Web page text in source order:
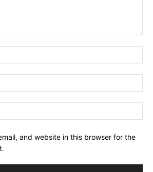
and website in this browser for the